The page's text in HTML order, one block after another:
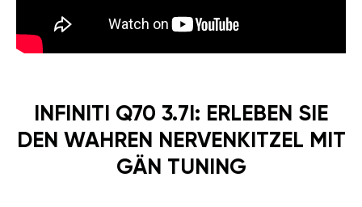
INFINITI Q70 3.7I: ERLEBEN SIE
DEN WAHREN NERVENKITZEL MIT
GÄN TUNING